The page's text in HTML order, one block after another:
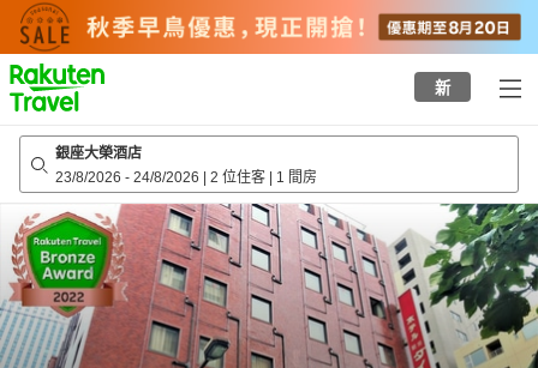
to
top
page
新
銀座大榮酒店
23/8/2026 - 24/8/2026 | 2 位住客 | 1 間房